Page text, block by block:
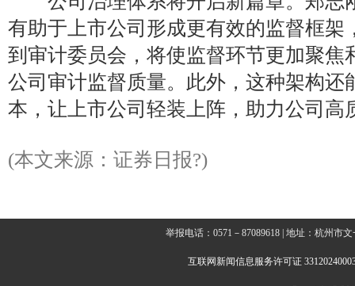
有助于上市公司形成更有效的监督框架
到审计委员会，将使监督环节更加聚焦
公司审计监督质量。此外，这种架构还
本，让上市公司轻装上阵，助力公司高
(本文来源：证券日报?)
举报电话：0571－87089618 | 地址：杭州市
互联网新闻信息服务许可证